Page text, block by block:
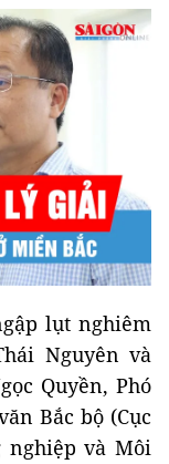
lụt nghiêm
Nguyên và
Quyền, Phó
Bắc bộ (Cục
nghiệp và Môi